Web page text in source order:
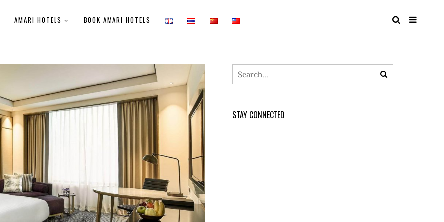
AMARI HOTELS BOOK AMARI HOTELS
STAY CONNECTED